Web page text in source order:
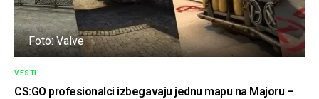
Foto: Valve
VESTI
CS:GO profesionalci izbegavaju jednu mapu na Majoru –